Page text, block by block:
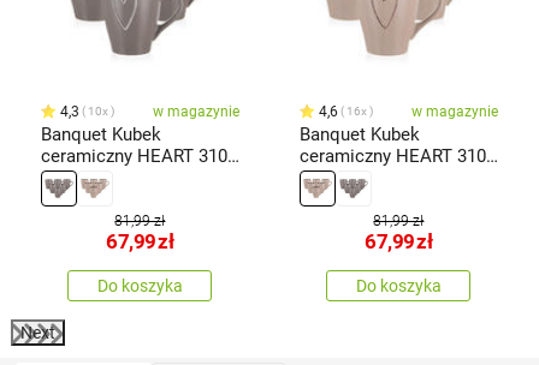
4,3 10x w magazynie
Banquet Kubek
ceramiczny HEART 310
ml, 6 szt., brązowy
81,99 zł
67,99zł
Do koszyka
4,6 16x w magazynie
Banquet Kubek
ceramiczny HEART 310
ml, 6 sztuk, beżowy
81,99 zł
67,99zł
Do koszyka
Next